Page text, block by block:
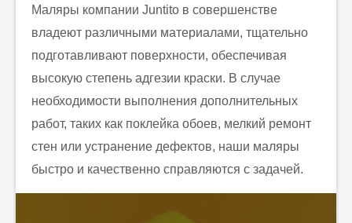
Маляры компании Juntito в совершенстве
владеют различными материалами, тщательно
подготавливают поверхности, обеспечивая
высокую степень адгезии краски. В случае
необходимости выполнения дополнительных
работ, таких как поклейка обоев, мелкий ремонт
стен или устранение дефектов, наши маляры
быстро и качественно справляются с задачей.